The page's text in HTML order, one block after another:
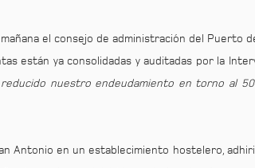
el consejo de administración del Puerto
están ya consolidadas y auditadas por la
nuestro endeudamiento en torno al
en un establecimiento hostelero,